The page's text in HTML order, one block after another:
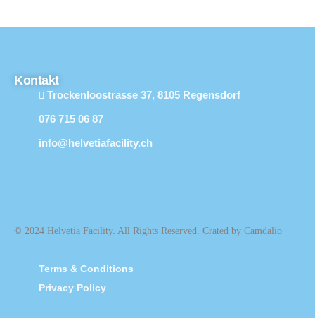
Kontakt
Trockenloostrasse 37, 8105 Regensdorf
076 715 06 87
info@helvetiafacility.ch
© 2024 Helvetia Facility. All Rights Reserved. Crated by Camdalio
Terms & Conditions
Privacy Policy